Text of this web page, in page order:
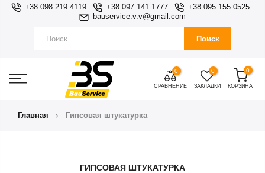
+38 098 219 4119 +38 097 141 1777
+38 095 155 0525
bauservice.v.v@gmail.com
Поиск
0
СРАВНЕНИЕ
0
ЗАКЛАДКИ
0
КОРЗИНА
Главная Гипсовая штукатурка
ГИПСОВАЯ ШТУКАТУРКА